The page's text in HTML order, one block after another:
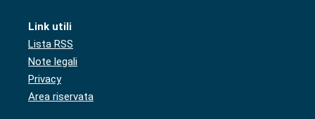
Link utili
Lista RSS
Note legali
Privacy
Area riservata